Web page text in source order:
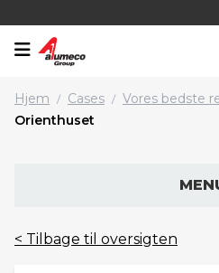
Hjem / Cases / Vores bedste
Orienthuset
< Tilbage til oversigten